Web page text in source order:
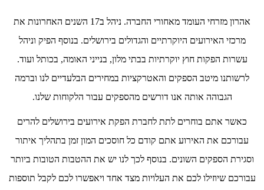
אהרון מזרחי העומד מאחורי החברה. ניהל ב17 השנים האחרונות את
מרכזי האירועים היוקרתיים והגדולים בירושלים. בנוסף הפיק וניהל
עשרות הפקות חוץ יוקרתיות בבתי מלון, בנייני האומה, בכותל ועוד.
לרשותנו מיטב הספקים והאטרקציות במחירים הבלעדיים לנו וברמה
הגבוהה אותה אנו דורשים מהספקים עבור הלקוחות שלנו.
כאשר אתם בוחרים לתת לחברת הפקת אירועים בירושלים להרים
עבורכם את האירוע אתם קודם כל חוסכים המון זמן בתהליך איתור
וסגירת הספקים השונים. בנוסף לכך לנו יש את ההטבות הטובות ביותר
עבורכם שיוזילו לכם את העלויות מצד אחד ויאפשרו לכם לקבל תוספות